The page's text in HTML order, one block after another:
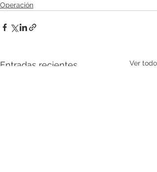
Operación
Entradas recientes Ver todo